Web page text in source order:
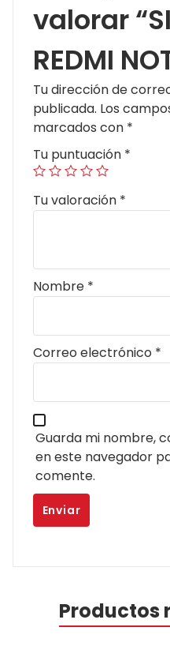
valorar
REDMI
Tu dirección de
publicada. Los
marcados con *
Tu puntuación *
Tu valoración *
Nombre *
Correo electrónico *
Guarda mi nombre,
en este navegador
comente.
Productos